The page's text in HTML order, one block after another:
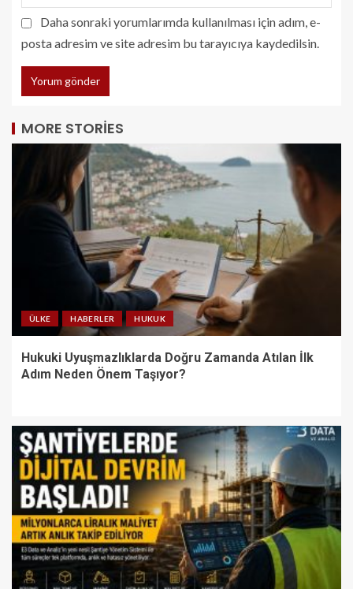
Daha sonraki yorumlarımda kullanılması için adım, e-
posta adresim ve site adresim bu tarayıcıya kaydedilsin.
MORE STORIES
ÜLKE HABERLER HUKUK
Hukuki Uyuşmazlıklarda Doğru Zamanda Atılan İlk
Adım Neden Önem Taşıyor?